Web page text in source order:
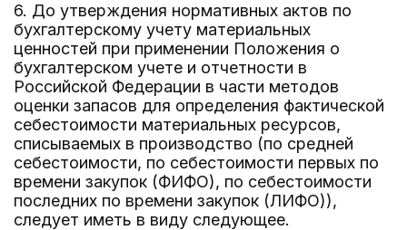
6. До утверждения нормативных актов по
бухгалтерскому учету материальных
ценностей при применении Положения о
бухгалтерском учете и отчетности в
Российской Федерации в части методов
оценки запасов для определения фактической
себестоимости материальных ресурсов,
списываемых в производство (по средней
себестоимости, по себестоимости первых по
времени закупок (ФИФО), по себестоимости
последних по времени закупок (ЛИФО)),
следует иметь в виду следующее.